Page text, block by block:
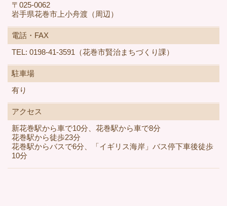
〒025-0062
岩手県花巻市上小舟渡（周辺）
電話・FAX
TEL: 0198-41-3591（花巻市賢治まちづくり課）
駐車場
有り
アクセス
新花巻駅から車で10分、花巻駅から車で8分
花巻駅から徒歩23分
花巻駅からバスで6分、「イギリス海岸」バス停下車後徒歩
10分